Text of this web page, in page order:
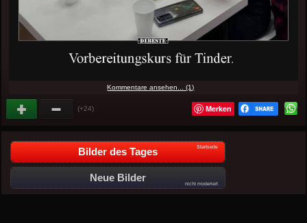
Kommentare ansehen... (1)
(+24) Merken
Bilder des Tages Startseite
Neue Bilder
nicht moderiert